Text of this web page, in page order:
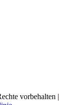
vorbehalten |